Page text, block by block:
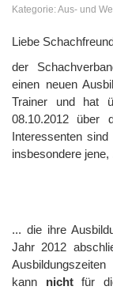
Kategorie:Aus- und
Liebe
der
einen neuen
Trainer und hat
08.10.2012 über
Interessenten
insbesondere jene,
... die ihre
Jahr 2012
kann nichtfür